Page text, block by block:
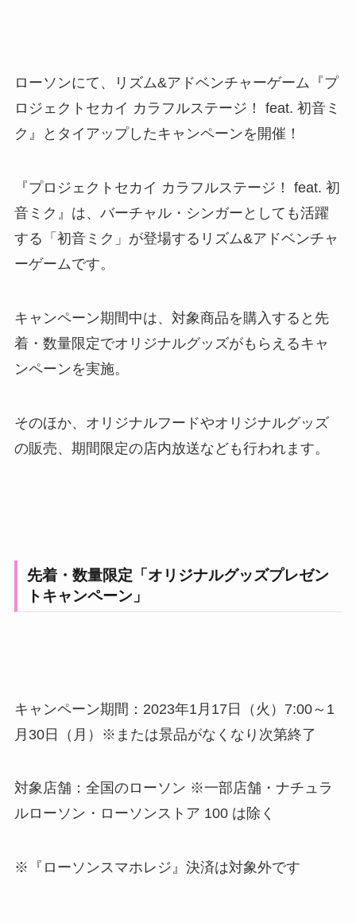
ローソンにて、リズム&アドベンチャーゲーム『プ
ロジェクトセカイ カラフルステージ！ feat. 初音ミ
ク』とタイアップしたキャンペーンを開催！
『プロジェクトセカイ カラフルステージ！ feat. 初
音ミク』は、バーチャル・シンガーとしても活躍
する「初音ミク」が登場するリズム&アドベンチャ
ーゲームです。
キャンペーン期間中は、対象商品を購入すると先
着・数量限定でオリジナルグッズがもらえるキャ
ンペーンを実施。
そのほか、オリジナルフードやオリジナルグッズ
の販売、期間限定の店内放送なども行われます。
先着・数量限定「オリジナルグッズプレゼン
トキャンペーン」
キャンペーン期間：2023年1月17日（火）7:00～1
月30日（月）※または景品がなくなり次第終了
対象店舗：全国のローソン ※一部店舗・ナチュラ
ルローソン・ローソンストア 100 は除く
※『ローソンスマホレジ』決済は対象外です